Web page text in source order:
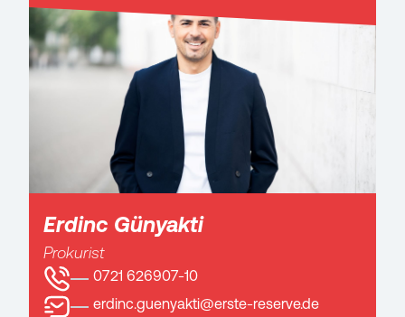
Erdinc Günyakti
Prokurist
0721 626907-10
erdinc.guenyakti@erste-reserve.de